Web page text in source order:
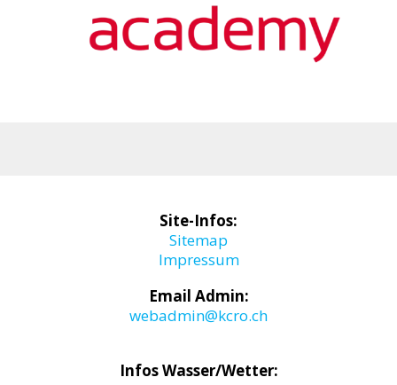
Site-Infos:
Sitemap
Impressum
Email Admin:
webadmin@kcro.ch
Infos Wasser/Wetter: